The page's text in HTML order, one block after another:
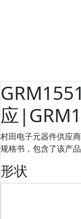
应
村田电子元器件供应
规格书，包含了该产
形状